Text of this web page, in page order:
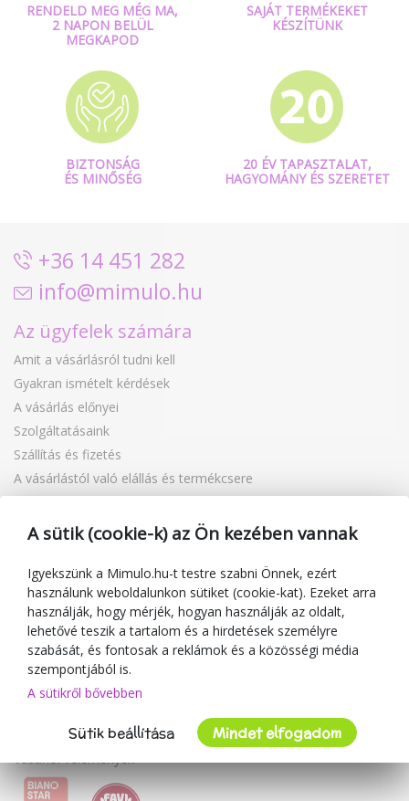
RENDELD MEG MÉG MA,
2 NAPON BELÜL
MEGKAPOD
SAJÁT TERMÉKEKET
KÉSZÍTÜNK
BIZTONSÁG
ÉS MINŐSÉG
20 ÉV TAPASZTALAT,
HAGYOMÁNY ÉS SZERETET
+36 14 451 282
info@mimulo.hu
Az ügyfelek számára
Amit a vásárlásról tudni kell
Gyakran ismételt kérdések
A vásárlás előnyei
Szolgáltatásaink
Szállítás és fizetés
A vásárlástól való elállás és termékcsere
Reklamáció
Ajándékutalványok
Blog
A kereskedőről
Mimulo.hu
Felhasználási feltételek
Adatvédelmi irányelvek
Együttműködés
Vásárlói vélemények
A sütik (cookie-k) az Ön kezében vannak
Igyekszünk a Mimulo.hu-t testre szabni Önnek, ezért
használunk weboldalunkon sütiket (cookie-kat). Ezeket arra
használják, hogy mérjék, hogyan használják az oldalt,
lehetővé teszik a tartalom és a hirdetések személyre
szabását, és fontosak a reklámok és a közösségi média
szempontjából is.
A sütikről bővebben
Sütik beállítása Mindet elfogadom